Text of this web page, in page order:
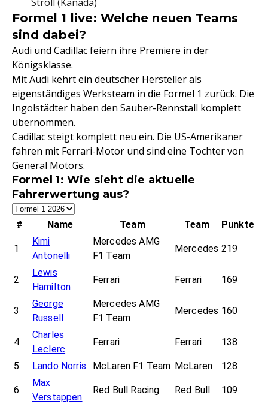
Formel 1 live: Welche neuen Teams
sind dabei?
Audi und Cadillac feiern ihre Premiere in der
Königsklasse.
Mit Audi kehrt ein deutscher Hersteller als
eigenständiges Werksteam in die Formel 1 zurück. Die
Ingolstädter haben den Sauber-Rennstall komplett
übernommen.
Cadillac steigt komplett neu ein. Die US-Amerikaner
fahren mit Ferrari-Motor und sind eine Tochter von
General Motors.
Formel 1: Wie sieht die aktuelle
Fahrerwertung aus?
# Name Team Team Punkte
1
Kimi
Antonelli
Mercedes AMG
F1 Team
Mercedes 219
2
Lewis
Hamilton
Ferrari Ferrari 169
3
George
Russell
Mercedes AMG
F1 Team
Mercedes 160
4
Charles
Leclerc
Ferrari Ferrari 138
5 Lando Norris McLaren F1 Team McLaren 128
6
Max
Verstappen
Red Bull Racing Red Bull 109